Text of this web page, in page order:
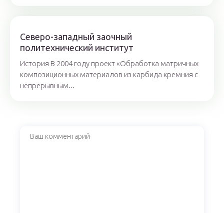
Северо-западный заочный
политехнический институт
История В 2004 году проект «Обработка матричных
композиционных материалов из карбида кремния с
непрерывным...